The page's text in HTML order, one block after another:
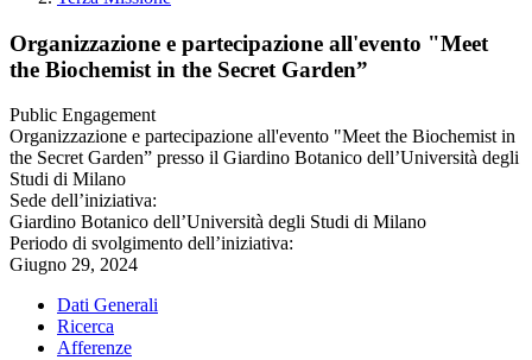
Organizzazione e partecipazione all'evento "Meet
the Biochemist in the Secret Garden”
Public Engagement
Organizzazione e partecipazione all'evento "Meet the Biochemist in
the Secret Garden” presso il Giardino Botanico dell’Università degli
Studi di Milano
Sede dell’iniziativa:
Giardino Botanico dell’Università degli Studi di Milano
Periodo di svolgimento dell’iniziativa:
Giugno 29, 2024
Dati Generali
Ricerca
Afferenze